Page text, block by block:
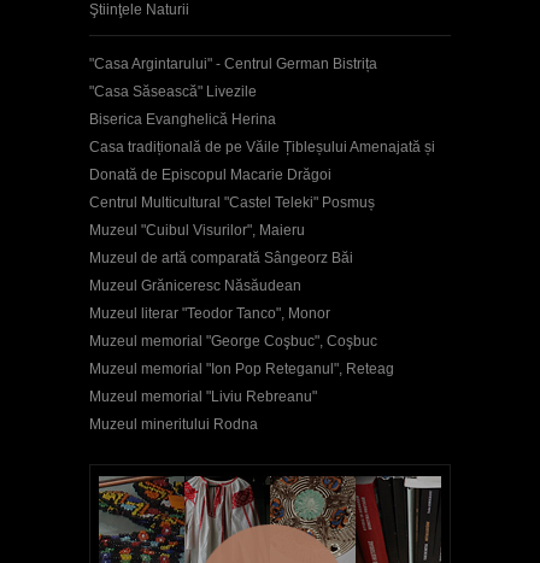
Ştiinţele Naturii
"Casa Argintarului" - Centrul German Bistrița
"Casa Săsească" Livezile
Biserica Evanghelică Herina
Casa tradițională de pe Văile Țibleșului Amenajată și
Donată de Episcopul Macarie Drăgoi
Centrul Multicultural "Castel Teleki" Posmuș
Muzeul "Cuibul Visurilor", Maieru
Muzeul de artă comparată Sângeorz Băi
Muzeul Grăniceresc Năsăudean
Muzeul literar "Teodor Tanco", Monor
Muzeul memorial "George Coşbuc", Coşbuc
Muzeul memorial "Ion Pop Reteganul", Reteag
Muzeul memorial "Liviu Rebreanu"
Muzeul mineritului Rodna